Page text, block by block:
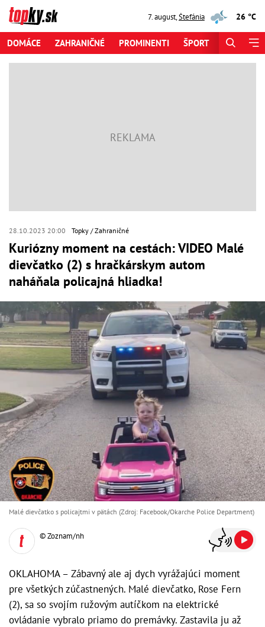
7. august,Štefánia 26 °C
DOMÁCE ZAHRANIČNÉ PROMINENTI ŠPORT
28.10.2023 20:00 Topky Zahraničné
Kuriózny moment na cestách: VIDEO Malé
dievčatko (2) s hračkárskym autom
naháňala policajná hliadka!
Malé dievčatko s policajtmi v pätách (Zdroj: Facebook/Okarche Police Department)
© Zoznam/nh
OKLAHOMA – Zábavný ale aj dych vyrážajúci moment
pre všetkých zúčastnených. Malé dievčatko, Rose Fern
(2), sa so svojím ružovým autíčkom na elektrické
ovládanie vybralo priamo do premávky. Zastavila ju až